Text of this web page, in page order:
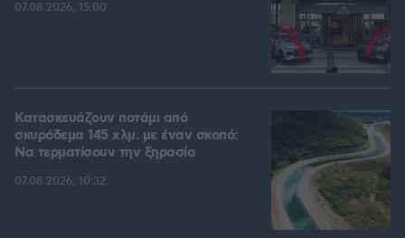
07.08.2026, 15:00
Κατασκευάζουν ποτάμι από
σκυρόδεμα 145 χλμ. με έναν σκοπό:
Να τερματίσουν την ξηρασία
07.08.2026, 10:32